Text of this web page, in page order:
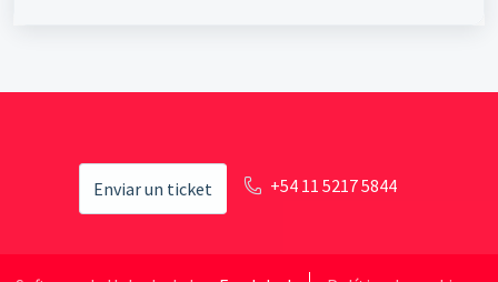
Enviar un ticket +54 11 5217 5844